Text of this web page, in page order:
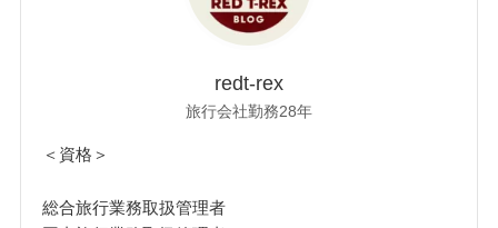
redt-rex
旅行会社勤務28年
＜資格＞
総合旅行業務取扱管理者